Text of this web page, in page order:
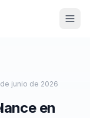
junio de 2026
en